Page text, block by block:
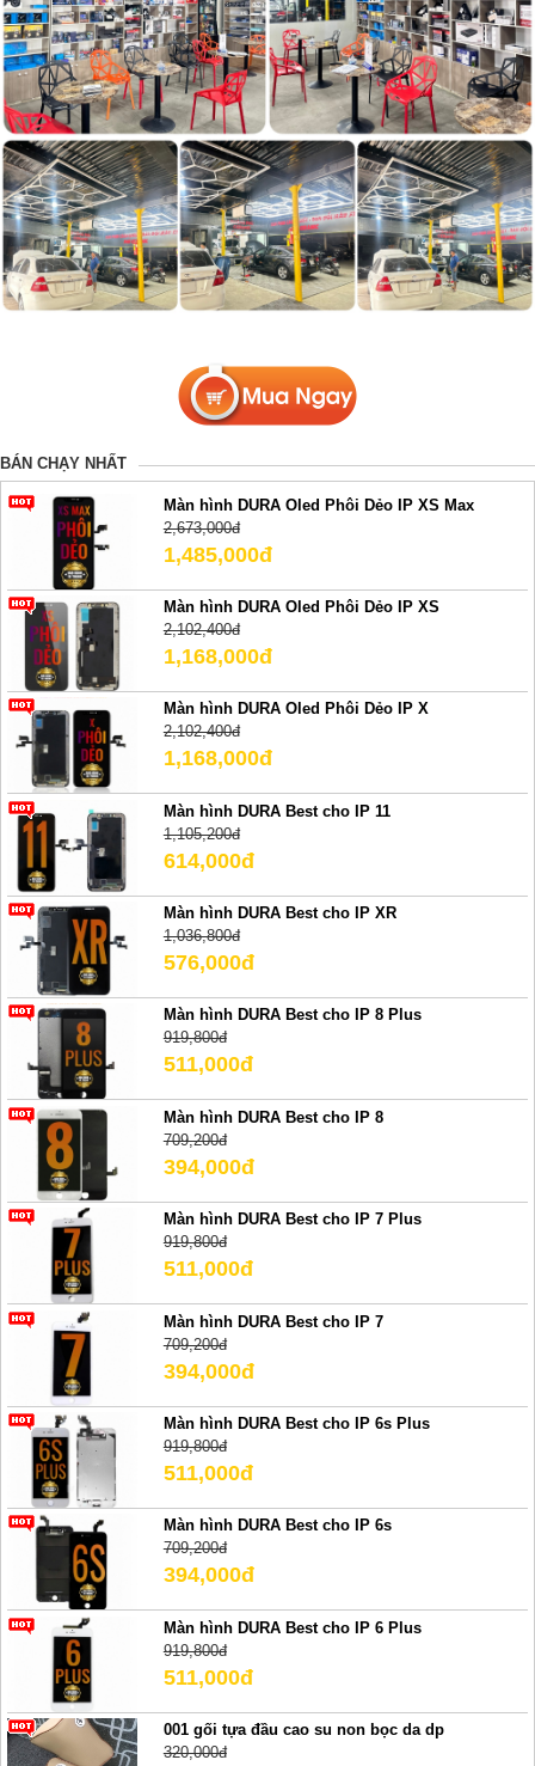
BÁN CHẠY NHẤT
Màn hình DURA Oled Phôi Dẻo IP XS Max
2,673,000đ
1,485,000đ
Màn hình DURA Oled Phôi Dẻo IP XS
2,102,400đ
1,168,000đ
Màn hình DURA Oled Phôi Dẻo IP X
2,102,400đ
1,168,000đ
Màn hình DURA Best cho IP 11
1,105,200đ
614,000đ
Màn hình DURA Best cho IP XR
1,036,800đ
576,000đ
Màn hình DURA Best cho IP 8 Plus
919,800đ
511,000đ
Màn hình DURA Best cho IP 8
709,200đ
394,000đ
Màn hình DURA Best cho IP 7 Plus
919,800đ
511,000đ
Màn hình DURA Best cho IP 7
709,200đ
394,000đ
Màn hình DURA Best cho IP 6s Plus
919,800đ
511,000đ
Màn hình DURA Best cho IP 6s
709,200đ
394,000đ
Màn hình DURA Best cho IP 6 Plus
919,800đ
511,000đ
001 gối tựa đầu cao su non bọc da dp
320,000đ